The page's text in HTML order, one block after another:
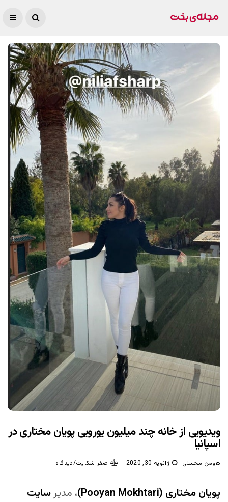
ویدیویی از خانه چند میلیون یورویی پویان مختاری در
اسپانیا
هومن محسنی ژانویه 30, 2020 صفر شکایت/دیدگاه
پویان مختاری (Pooyan Mokhtari) ، مدیرسایت